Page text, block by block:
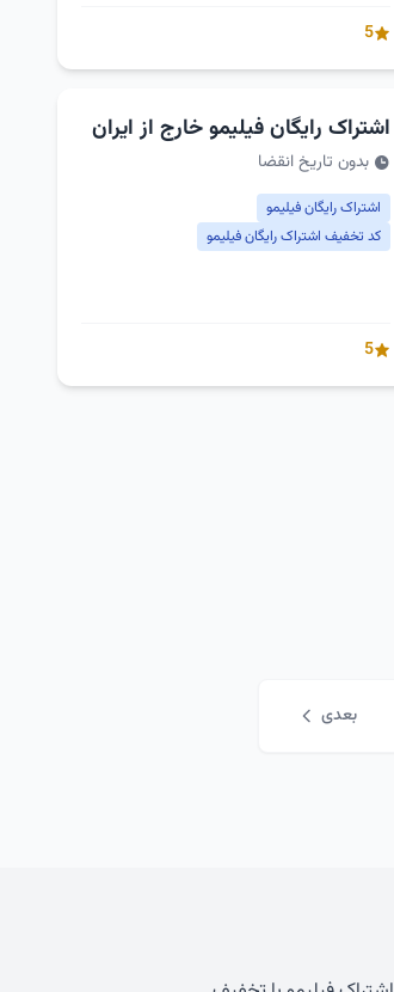
5
اشتراک رایگان فیلیمو خارج از ایران
بدون تاریخ انقضا
اشتراک رایگان فیلیمو
کد تخفیف اشتراک رایگان فیلیمو
5
بعدی